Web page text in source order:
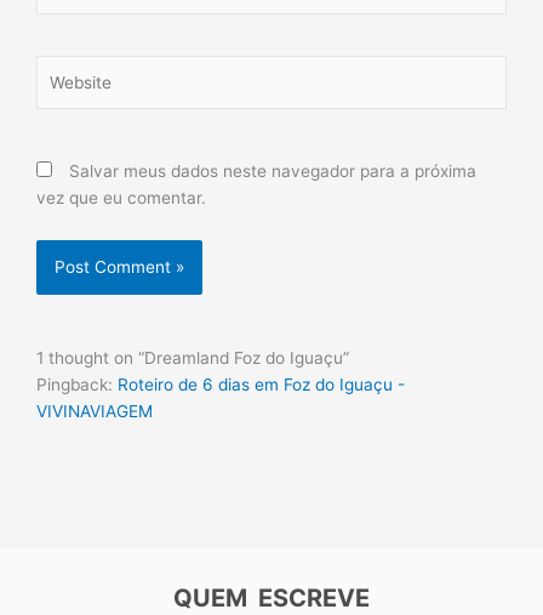
Salvar meus dados neste navegador para a próxima
vez que eu comentar.
1 thought on “Dreamland Foz do Iguaçu”
Pingback: Roteiro de 6 dias em Foz do Iguaçu -
VIVINAVIAGEM
QUEM ESCREVE